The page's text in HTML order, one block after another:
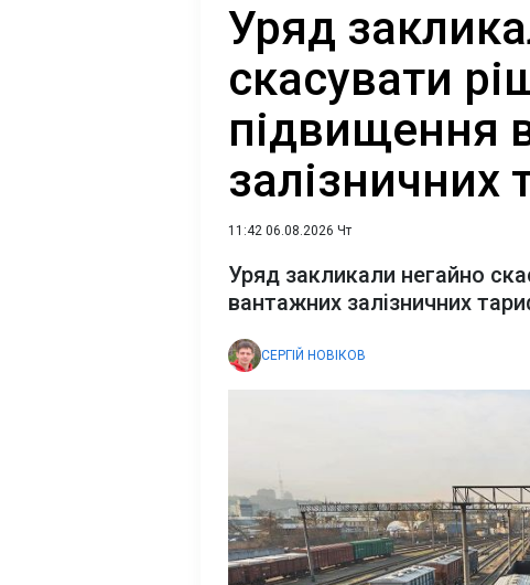
Уряд
скасувати
підвищення
залізничних
11:42 06.08.2026 Чт
Уряд закликали негайно
вантажних залізничних
СЕРГІЙ НОВІКОВ